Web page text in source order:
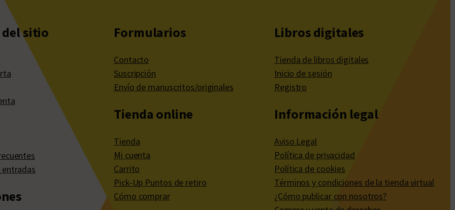
del sitio
entradas
Formularios
Contacto
Suscripción
Envío de manuscritos/originales
Tienda online
Tienda
Mi cuenta
Carrito
Pick-Up Puntos de retiro
Cómo comprar
Libros digitales
Tienda de libros digitales
Inicio de sesión
Registro
Información legal
Aviso Legal
Política de privacidad
Política de cookies
Términos y condiciones de la tienda virtual
¿Cómo publicar con nosotros?